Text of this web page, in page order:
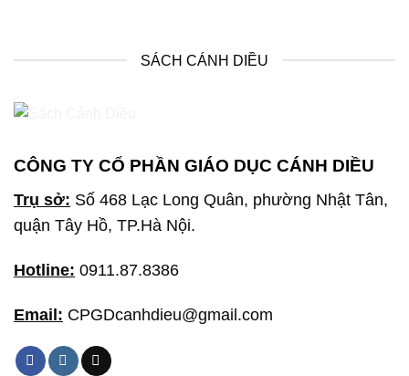
SÁCH CÁNH DIỀU
CÔNG TY CỔ PHẦN GIÁO DỤC CÁNH DIỀU
Trụ sở: Số 468 Lạc Long Quân, phường Nhật Tân,
quận Tây Hồ, TP.Hà Nội.
Hotline: 0911.87.8386
Email: CPGDcanhdieu@gmail.com